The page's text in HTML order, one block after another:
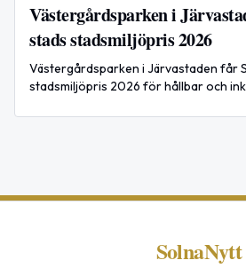
Västergårdsparken i
stads stadsmiljöpris 2026
Västergårdsparken i Järvastaden får
stadsmiljöpris 2026 för hållbar och
SolnaNytt